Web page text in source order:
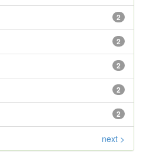
2
2
2
2
2
next >